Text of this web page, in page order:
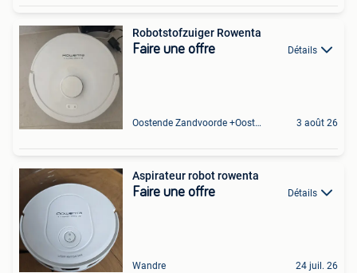
Robotstofzuiger Rowenta
Faire une offre Détails
Oostende Zandvoorde +Oostende 3 août 26
Aspirateur robot rowenta
Faire une offre Détails
Wandre 24 juil. 26